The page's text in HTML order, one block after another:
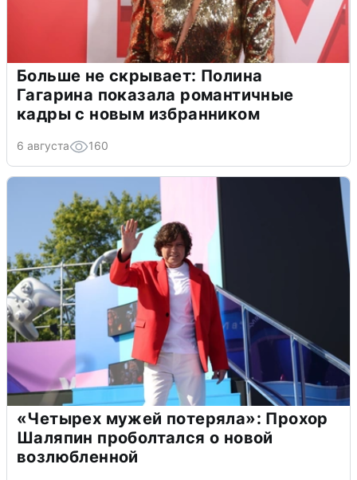
Больше не скрывает: Полина
Гагарина показала романтичные
кадры с новым избранником
6 августа 160
«Четырех мужей потеряла»: Прохор
Шаляпин проболтался о новой
возлюбленной